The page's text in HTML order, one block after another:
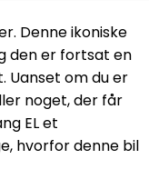
Denne ikoniske
den er fortsat en
Uanset om du er
noget, der får
EL et
hvorfor denne bil